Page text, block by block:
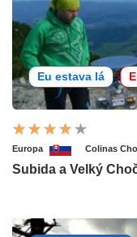
Eu estava lá
Europa Colinas
Subida a Velký